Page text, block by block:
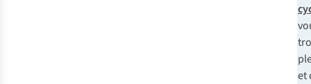
et